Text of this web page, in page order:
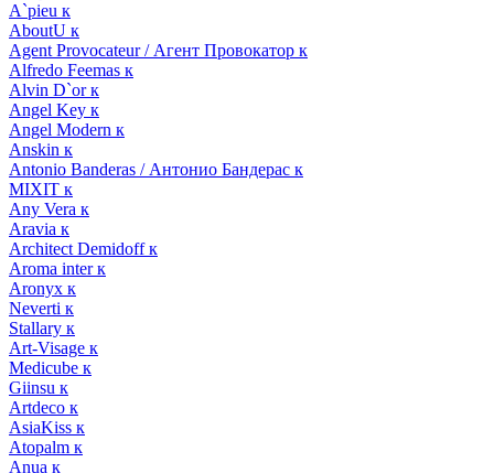
A`pieu к
AboutU к
Agent Provocateur / Агент Провокатор к
Alfredo Feemas к
Alvin D`or к
Angel Key к
Angel Modern к
Anskin к
Antonio Banderas / Антонио Бандерас к
MIXIT к
Any Vera к
Aravia к
Architect Demidoff к
Aroma inter к
Aronyx к
Neverti к
Stallary к
Art-Visage к
Medicube к
Giinsu к
Artdeco к
AsiaKiss к
Atopalm к
Anua к